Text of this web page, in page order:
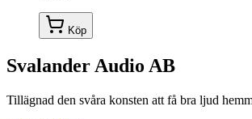
Köp
Svalander Audio AB
Tillägnad den svåra konsten att få bra ljud